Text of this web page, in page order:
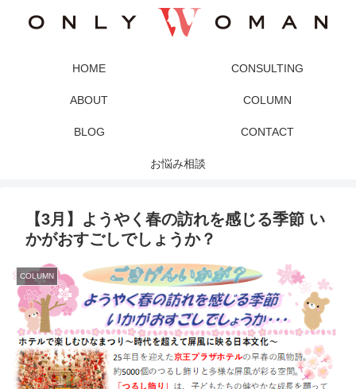
HOME CONSULTING
ABOUT COLUMN
BLOG CONTACT
お悩み相談
【3月】ようやく春の訪れを感じる季節 い
かがおすごしでしょうか？
COLUMN